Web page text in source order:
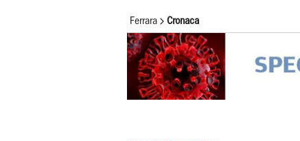
Ferrara Cronaca